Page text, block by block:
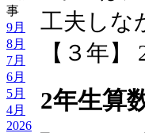
事
9月
8月
7月
6月
5月
4月
2026
工夫しな
【３年】
2年生算